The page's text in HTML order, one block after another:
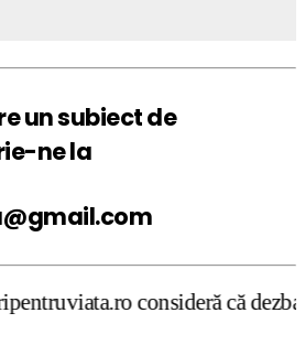
un subiect de
ne la
că dezbaterea